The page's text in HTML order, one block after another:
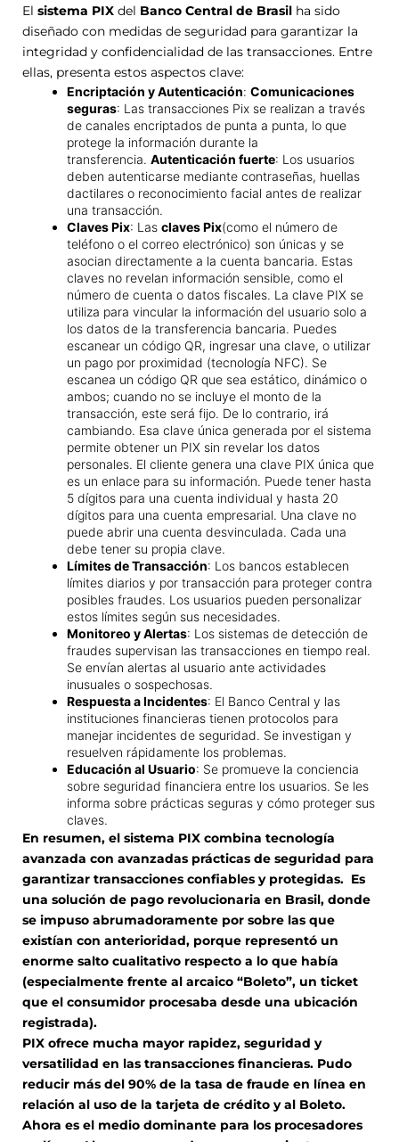
El sistema PIX del Banco Central de Brasil ha sido
diseñado con medidas de seguridad para garantizar la
integridad y confidencialidad de las transacciones. Entre
ellas, presenta estos aspectos clave:
Encriptación y Autenticación: Comunicaciones
seguras: Las transacciones Pix se realizan a través
de canales encriptados de punta a punta, lo que
protege la información durante la
transferencia. Autenticación fuerte: Los usuarios
deben autenticarse mediante contraseñas, huellas
dactilares o reconocimiento facial antes de realizar
una transacción.
Claves Pix: Las claves Pix(como el número de
teléfono o el correo electrónico) son únicas y se
asocian directamente a la cuenta bancaria. Estas
claves no revelan información sensible, como el
número de cuenta o datos fiscales. La clave PIX se
utiliza para vincular la información del usuario solo a
los datos de la transferencia bancaria. Puedes
escanear un código QR, ingresar una clave, o utilizar
un pago por proximidad (tecnología NFC). Se
escanea un código QR que sea estático, dinámico o
ambos; cuando no se incluye el monto de la
transacción, este será fijo. De lo contrario, irá
cambiando. Esa clave única generada por el sistema
permite obtener un PIX sin revelar los datos
personales. El cliente genera una clave PIX única que
es un enlace para su información. Puede tener hasta
5 dígitos para una cuenta individual y hasta 20
dígitos para una cuenta empresarial. Una clave no
puede abrir una cuenta desvinculada. Cada una
debe tener su propia clave.
Límites de Transacción: Los bancos establecen
límites diarios y por transacción para proteger contra
posibles fraudes. Los usuarios pueden personalizar
estos límites según sus necesidades.
Monitoreo y Alertas: Los sistemas de detección de
fraudes supervisan las transacciones en tiempo real.
Se envían alertas al usuario ante actividades
inusuales o sospechosas.
Respuesta a Incidentes: El Banco Central y las
instituciones financieras tienen protocolos para
manejar incidentes de seguridad. Se investigan y
resuelven rápidamente los problemas.
Educación al Usuario: Se promueve la conciencia
sobre seguridad financiera entre los usuarios. Se les
informa sobre prácticas seguras y cómo proteger sus
claves.
En resumen, el sistema PIX combina tecnología
avanzada con avanzadas prácticas de seguridad para
garantizar transacciones confiables y protegidas. Es
una solución de pago revolucionaria en Brasil, donde
se impuso abrumadoramente por sobre las que
existían con anterioridad, porque representó un
enorme salto cualitativo respecto a lo que había
(especialmente frente al arcaico “Boleto”, un ticket
que el consumidor procesaba desde una ubicación
registrada).
PIX ofrece mucha mayor rapidez, seguridad y
versatilidad en las transacciones financieras. Pudo
reducir más del 90% de la tasa de fraude en línea en
relación al uso de la tarjeta de crédito y al Boleto.
Ahora es el medio dominante para los procesadores